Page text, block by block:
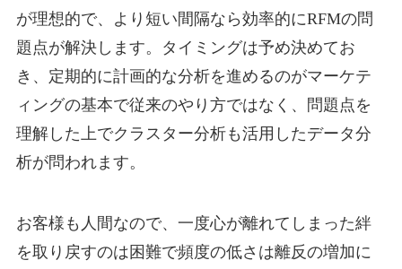
が理想的で、より短い間隔なら効率的にRFMの問
題点が解決します。タイミングは予め決めてお
き、定期的に計画的な分析を進めるのがマーケテ
ィングの基本で従来のやり方ではなく、問題点を
理解した上でクラスター分析も活用したデータ分
析が問われます。
お客様も人間なので、一度心が離れてしまった絆
を取り戻すのは困難で頻度の低さは離反の増加に